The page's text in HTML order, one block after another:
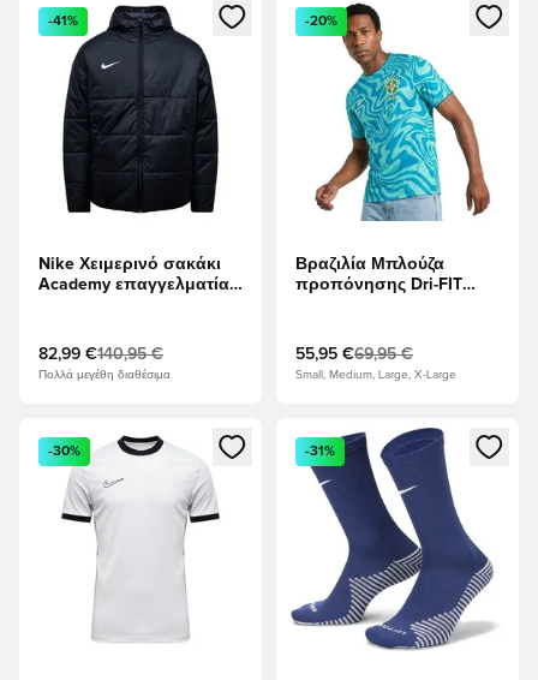
Ανοίγει ένα Modal για να συνδεθείτε ή να εγγραφείτε ως
-41%
Nike Χειμερινό σακάκι
Academy επαγγελματίας
82,99 €140,95 €
Πολλά μεγέθη διαθέσιμα
Ανοίγει ένα Modal για να
-20%
Βραζιλία Μπλούζα
προπόνησης Dri-FIT
Κύπελλο 2026 - Light
Menta/Φωτογραφία
55,95 €69,95 €
Small, Medium, Large, X-Large
Ανοίγει ένα Modal για να συνδεθείτε ή να εγγραφείτε ως
-30%
Ανοίγει ένα Modal για να
-31%